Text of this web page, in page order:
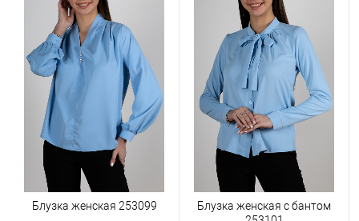
Блузка женская 253099
Блузка женская с бантом